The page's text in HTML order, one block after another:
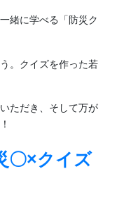
緒に学べる「防災ク
。クイズを作った若
ただき、そして万が
〇×クイズ